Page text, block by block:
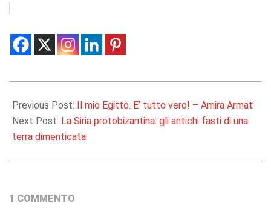
02-
09
Previous Post: Il mio Egitto. E’ tutto vero! – Amira Armat
Next Post: La Siria protobizantina: gli antichi fasti di una
terra dimenticata
1 COMMENTO